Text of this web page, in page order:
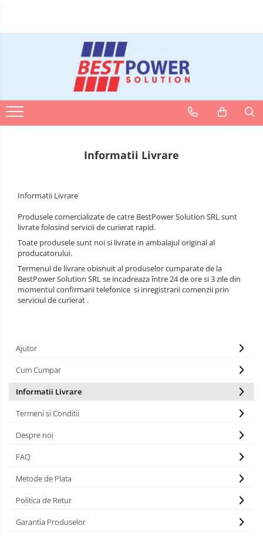
Acumulatori Stationari
Acumulatori Moto
Acumulatori Ni-MH
Acumulatori Litiu
Acumulatori Vehicule electrice
UPS - Calculatoare
UPS - Centrale termice
Baterii Litiu
Incarcatori ac. stationari
Incarcatori ac. Ni-MH
Incarcatori ac. Litiu
Tuburi Fluorescente
Informatii Livrare
Informatii Livrare
Produsele comercializate de catre BestPower Solution SRL sunt
livrate folosind servicii de curierat rapid.
Toate produsele sunt noi si livrate in ambalajul original al
producatorului.
Termenul de livrare obisnuit al produselor cumparate de la
BestPower Solution SRL se incadreaza între 24 de ore si 3 zile din
momentul confirmarii telefonice si inregistrarii comenzii prin
serviciul de curierat .
Ajutor
Cum Cumpar
Informatii Livrare
Termeni si Conditii
Despre noi
FAQ
Metode de Plata
Politica de Retur
Garantia Produselor